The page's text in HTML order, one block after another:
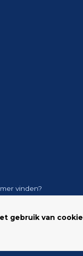
vinden?
gebruik van